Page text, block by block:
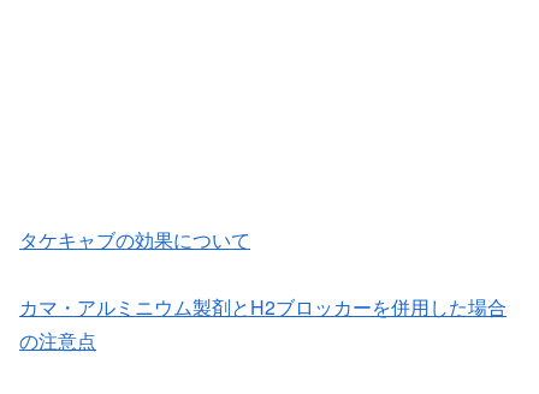
タケキャブの効果について
カマ・アルミニウム製剤とH2ブロッカーを併用した場合
の注意点